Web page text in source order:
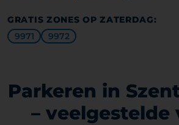
GRATIS ZONES OP ZATERDAG:
9971
9972
Parkeren in
– veelgestelde